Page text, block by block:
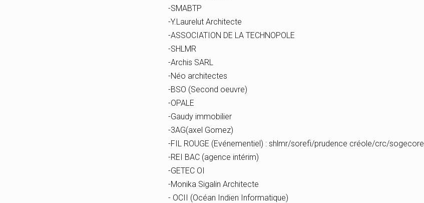
-SMABTP
-Y.Laurelut Architecte
-ASSOCIATION DE LA TECHNOPOLE
-SHLMR
-Archis SARL
-Néo architectes
-BSO (Second oeuvre)
-OPALE
-Gaudy immobilier
-3AG(axel Gomez)
-FIL ROUGE (Evénementiel) : shlmr/sorefi/prudence créole/crc/sogecore
-REI BAC (agence intérim)
-GETEC OI
-Monika Sigalin Architecte
- OCII (Océan Indien Informatique)